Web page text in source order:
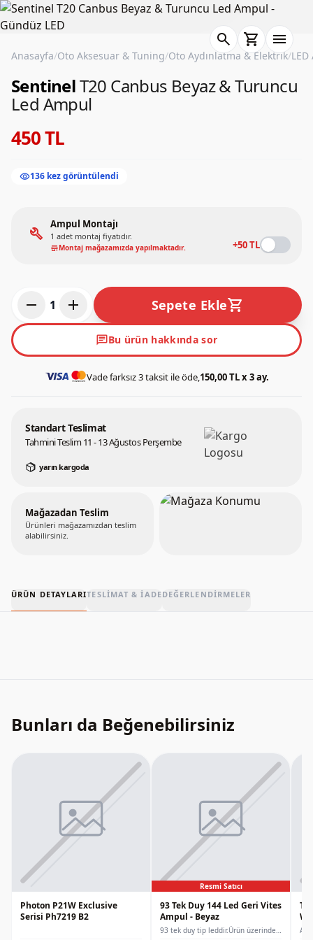
search shopping_cart menu
Anasayfa/Oto Aksesuar & Tuning/Oto Aydınlatma & Elektrik/
SentinelT20 Canbus Beyaz & Turuncu
Led Ampul
450 TL
visibility136 kez görüntülendi
build Ampul Montajı
1 adet montaj fiyatıdır.
storeMontaj mağazamızda yapılmaktadır. +50 TL
remove 1 add Sepete Ekleshopping_cart
chatBu ürün hakkında sor
Vade farksız 3 taksit ile öde,150,00 TL x 3 ay.
Standart Teslimat
Tahmini Teslim 11 - 13 Ağustos Perşembe
yarın kargoda
Mağazadan Teslim
Ürünleri mağazamızdan teslim
alabilirsiniz.
ÜRÜN DETAYLARITESLIMAT & İADEDEĞERLENDIRMELER
Bunları da Beğenebilirsiniz
Photon P21W Exclusive
Serisi Ph7219 B2
Resmi Satıcı
93 Tek Duy 144 Led Geri Vites
Ampul - Beyaz
93 tek duy tip leddir.Ürün üzerinde